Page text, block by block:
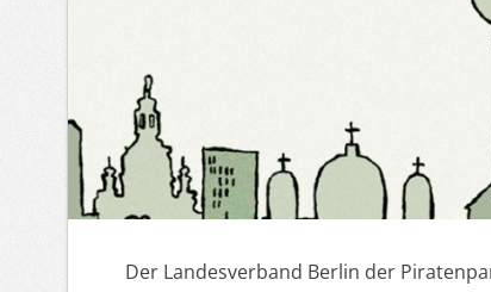
Der Landesverband Berlin der